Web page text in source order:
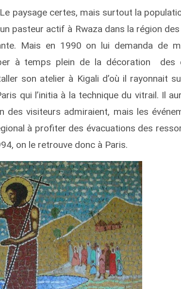
paysage certes, mais surtout la
pasteur actif à Rwaza dans la région
Mais en 1990 on lui demanda de
à temps plein de la décoration des
son atelier à Kigali d’où il rayonnait
qui l’initia à la technique du vitrail. Il
des visiteurs admiraient, mais les
à profiter des évacuations des
on le retrouve donc à Paris.